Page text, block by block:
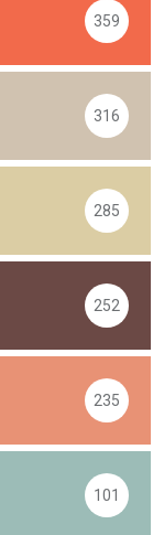
359
316
285
252
235
101